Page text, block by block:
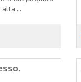
alta ...